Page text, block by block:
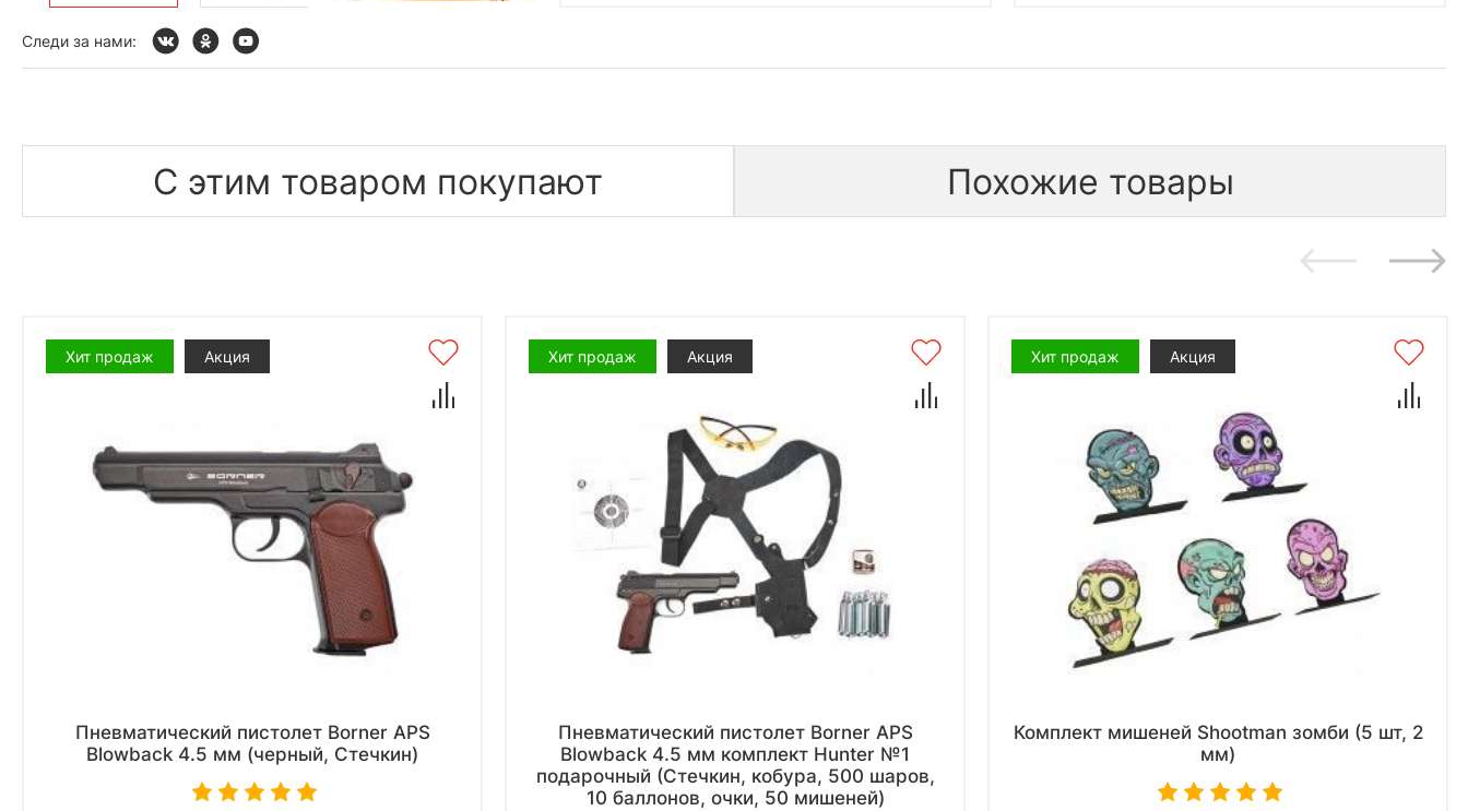
Следи за нами:
С этим товаром покупают Похожие товары
Хит продаж Акция
Пневматический пистолет Borner APS
Blowback 4.5 мм (черный, Стечкин)
Хит продаж Акция
Пневматический пистолет Borner APS
Blowback 4.5 мм комплект Hunter №1
подарочный (Стечкин, кобура, 500 шаров,
10 баллонов, очки, 50 мишеней)
Хит продаж Акция
Комплект мишеней Shootman зомби (5 шт, 2
мм)